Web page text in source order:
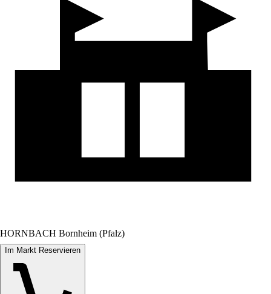
HORNBACH Bornheim (Pfalz)
Im Markt Reservieren